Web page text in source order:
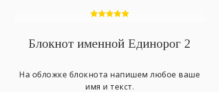
Блокнот именной Единорог 2
На обложке блокнота напишем любое ваше
имя и текст.